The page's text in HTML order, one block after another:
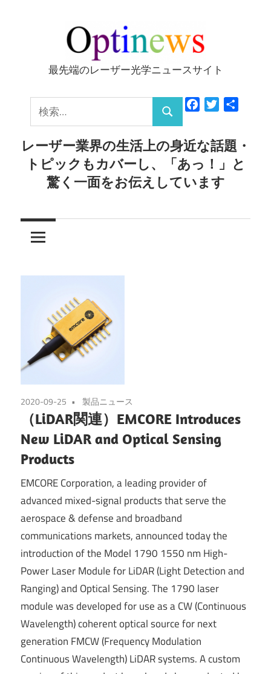
ッ
Optinews
最先端のレーザー光学ニュースサイト
索:
検
索
FacebookTwitter
レーザー業界の生活上の身近な話題・
トピックもカバーし、「あっ！」と
驚く一面をお伝えしています
2020-09-25 製品ニュース
（LiDAR関連）EMCORE Introduces
New LiDAR and Optical Sensing
Products
EMCORE Corporation, a leading provider of
advanced mixed-signal products that serve the
aerospace & defense and broadband
communications markets, announced today the
introduction of the Model 1790 1550 nm High-
Power Laser Module for LiDAR (Light Detection and
Ranging) and Optical Sensing. The 1790 laser
module was developed for use as a CW (Continuous
Wavelength) coherent optical source for next
generation FMCW (Frequency Modulation
Continuous Wavelength) LiDAR systems. A custom